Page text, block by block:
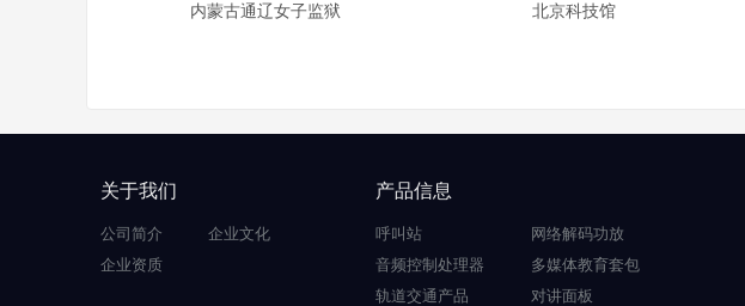
内蒙古通辽女子监狱 北京科技馆
关于我们
公司简介
企业文化
企业资质
产品信息
呼叫站
网络解码功放
音频控制处理器
多媒体教育套包
轨道交通产品
对讲面板